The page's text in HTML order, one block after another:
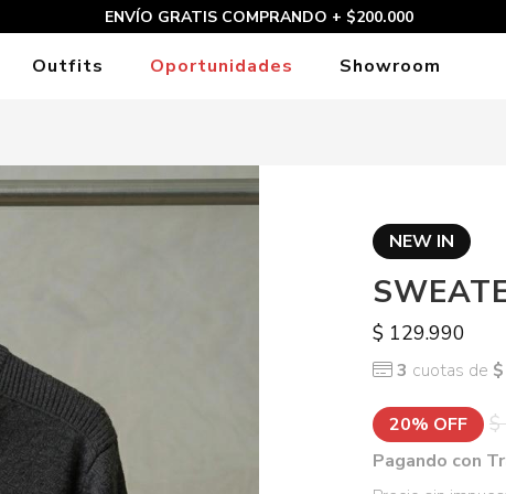
ENVÍO GRATIS COMPRANDO + $200.000
Outfits Oportunidades Showroom
NEW IN
$ 129.990
3 cuotas de
20% OFF $
Pagando con